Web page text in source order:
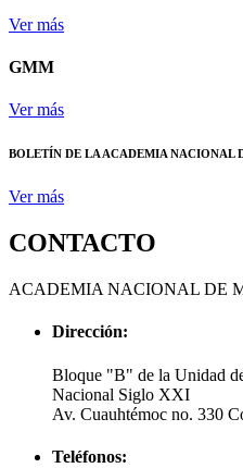
Ver más
GMM
Ver más
BOLETÍN DE LA ACADEMIA NACIONAL
Ver más
CONTACTO
ACADEMIA NACIONAL DE
Dirección:
Bloque "B" de la Unidad
Nacional Siglo XXI
Av. Cuauhtémoc no. 330
Teléfonos: